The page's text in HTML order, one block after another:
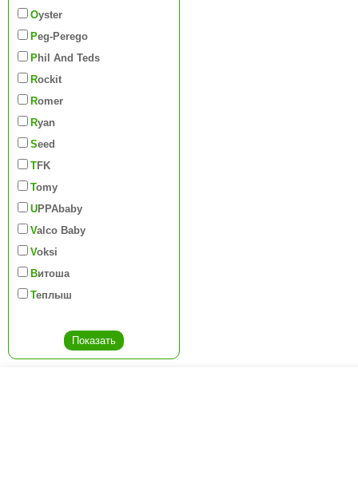
Oyster
Peg-Perego
Phil And Teds
Rockit
Romer
Ryan
Seed
TFK
Tomy
UPPAbaby
Valco Baby
Voksi
Витоша
Теплыш